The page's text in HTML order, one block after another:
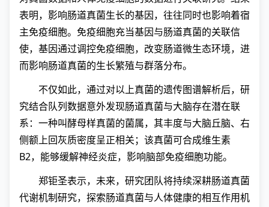
表明，影响肠道真菌生长的基因，往往同时也影响着宿
主免疫细胞。免疫细胞充当基因与肠道真菌的关联信
使，基因通过调控免疫细胞，改变肠道微生态环境，进
而影响肠道真菌的生长繁殖与群落分布。
不仅如此，通过对以上真菌的遗传图谱解析后，研
究结合队列数据意外发现肠道真菌与大脑存在潜在联
系：一种叫酵母样真菌的菌属，其丰度与大脑丘脑、右
侧额上回灰质密度呈正相关；该真菌可合成维生素
B2，能够缓解神经炎症，影响脑部免疫细胞功能。
郑钜圣表示，未来，研究团队将持续深耕肠道真菌
代谢机制研究，探索肠道真菌与人体健康的相互作用机